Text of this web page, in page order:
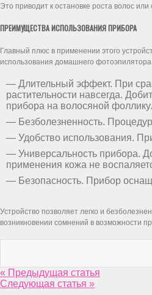
Это приводит к остановке роста волос
ПРЕИМУЩЕСТВА ИСПОЛЬЗОВАНИЯ ПРИБОРА
Главный плюс в применении этого
использования домашнего фотоэпилятора
— Длительный эффект. При
растительности навсегда.
прибора на волосяной
— Безболезненность.
— Удобство использования.
— Универсальность прибора.
применения кожа не
— Безопасность. Прибор
Устройство позволяет легко и
возникновении сомнений в возможности
« Предыдущая статья
Следующая статья »